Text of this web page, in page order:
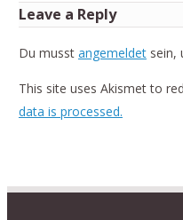
Leave a Reply
Du musst angemeldetsein,
This site uses Akismet to
data is processed.